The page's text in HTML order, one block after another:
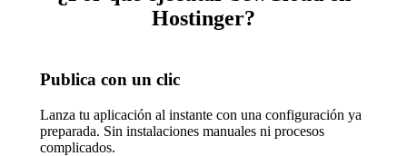
Hostinger?
Publica con un clic
Lanza tu aplicación al instante con una configuración ya
preparada. Sin instalaciones manuales ni procesos
complicados.